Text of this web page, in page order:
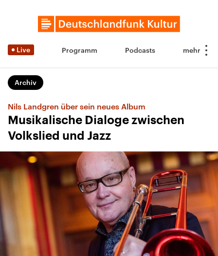
Live Programm Podcasts
Archiv
Nils Landgren über sein neues Album
Musikalische Dialoge zwischen
Volkslied und Jazz